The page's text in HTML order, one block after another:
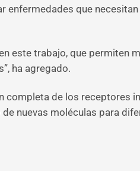
que
este trabajo, que permiten
ha agregado.
completa de los receptores
nuevas moléculas para